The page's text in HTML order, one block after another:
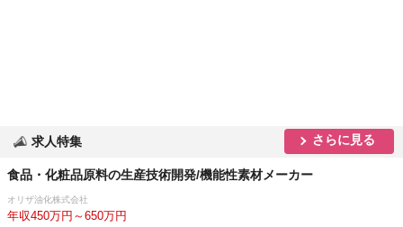
求人特集 さらに見る
食品・化粧品原料の生産技術開発/機能性素材メーカー
オリザ油化株式会社
年収450万円～650万円